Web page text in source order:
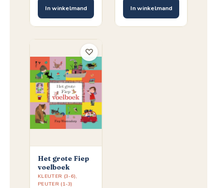
In winkelmand In winkelmand
Het grote Fiep
voelboek
KLEUTER (3-6),
PEUTER (1-3)
♡